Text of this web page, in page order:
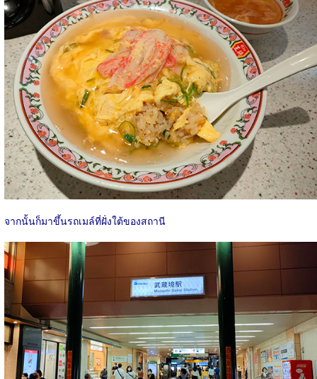
จากนั้นก็มาขึ้นรถเมล์ที่ฝั่งใต้ของสถานี